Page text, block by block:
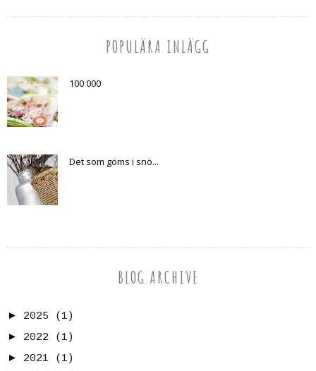
POPULÄRA INLÄGG
100 000
Det som göms i snö...
BLOG ARCHIVE
► 2025
(1)
► 2022
(1)
► 2021
(1)